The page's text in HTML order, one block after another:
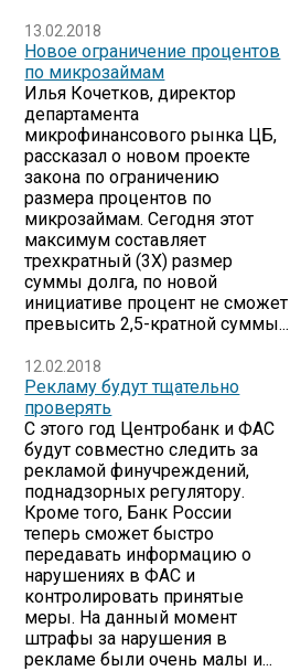
13.02.2018
Новое ограничение процентов
по микрозаймам
Илья Кочетков, директор
департамента
микрофинансового рынка ЦБ,
рассказал о новом проекте
закона по ограничению
размера процентов по
микрозаймам. Сегодня этот
максимум составляет
трехкратный (3Х) размер
суммы долга, по новой
инициативе процент не сможет
превысить 2,5-кратной суммы...
12.02.2018
Рекламу будут тщательно
проверять
С этого год Центробанк и ФАС
будут совместно следить за
рекламой финучреждений,
поднадзорных регулятору.
Кроме того, Банк России
теперь сможет быстро
передавать информацию о
нарушениях в ФАС и
контролировать принятые
меры. На данный момент
штрафы за нарушения в
рекламе были очень малы и...